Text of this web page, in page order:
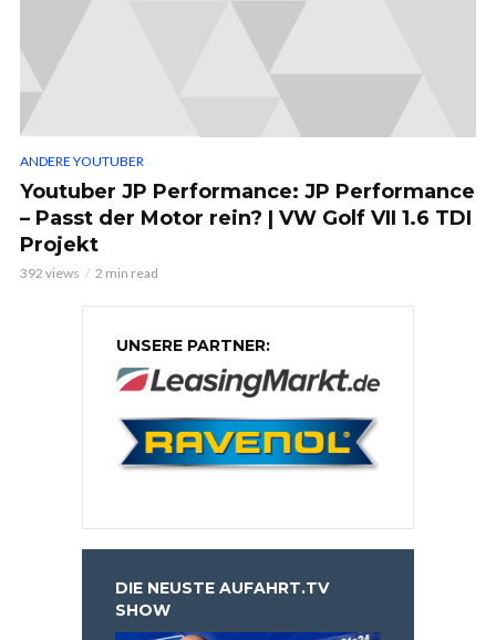
ANDERE YOUTUBER
Youtuber JP Performance: JP Performance
– Passt der Motor rein? | VW Golf VII 1.6 TDI
Projekt
392 views 2 min read
UNSERE PARTNER:
DIE NEUSTE AUFAHRT.TV
SHOW